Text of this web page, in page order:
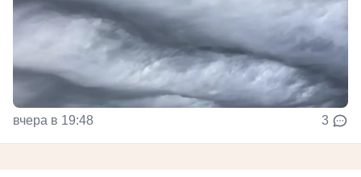
вчера в 19:48 3